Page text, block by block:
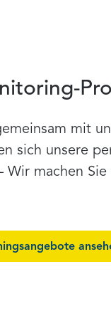
mit
sich unsere
Wir machen